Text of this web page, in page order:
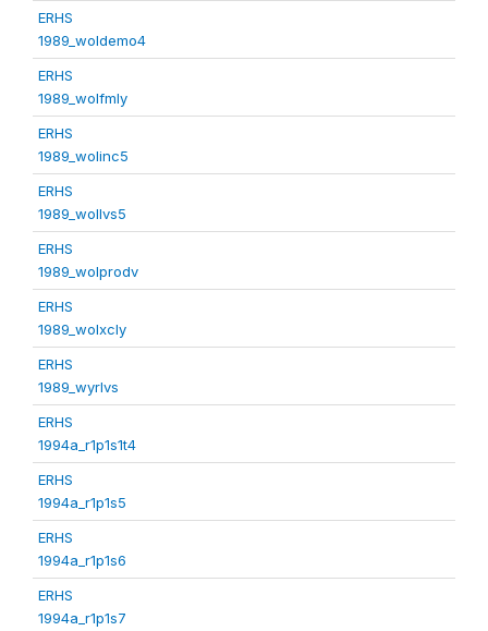
ERHS
1989_woldemo4
ERHS
1989_wolfmly
ERHS
1989_wolinc5
ERHS
1989_wollvs5
ERHS
1989_wolprodv
ERHS
1989_wolxcly
ERHS
1989_wyrlvs
ERHS
1994a_r1p1s1t4
ERHS
1994a_r1p1s5
ERHS
1994a_r1p1s6
ERHS
1994a_r1p1s7